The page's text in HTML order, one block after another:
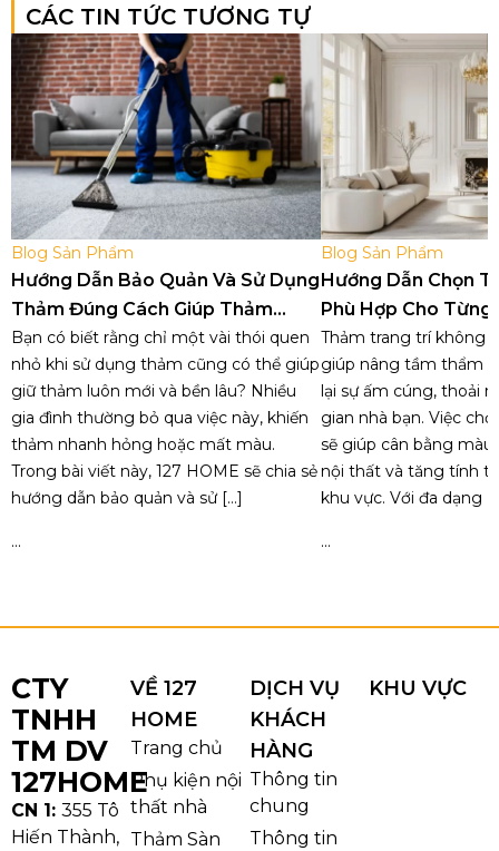
CÁC TIN TỨC TƯƠNG TỰ
Blog Sản Phẩm
Hướng Dẫn Bảo Quản Và Sử Dụng
Thảm Đúng Cách Giúp Thảm
Luôn Như Mới
Bạn có biết rằng chỉ một vài thói quen
nhỏ khi sử dụng thảm cũng có thể giúp
giữ thảm luôn mới và bền lâu? Nhiều
gia đình thường bỏ qua việc này, khiến
thảm nhanh hỏng hoặc mất màu.
Trong bài viết này, 127 HOME sẽ chia sẻ
hướng dẫn bảo quản và sử […]
...
Blog Sản Phẩm
Hướng Dẫn Chọn
Phù Hợp Cho Từng
Trong Nhà
Thảm trang trí không
giúp nâng tầm thẩm
lại sự ấm cúng, thoải
gian nhà bạn. Việc
sẽ giúp cân bằng màu
nội thất và tăng tính
khu vực. Với đa dạng
...
CTY
TNHH
TM DV
127HOME
CN 1: 355 Tô
Hiến Thành,
VỀ 127
HOME
Trang chủ
Phụ kiện nội
thất nhà
Thảm Sàn
DỊCH VỤ
KHÁCH
HÀNG
Thông tin
chung
Thông tin
KHU VỰC